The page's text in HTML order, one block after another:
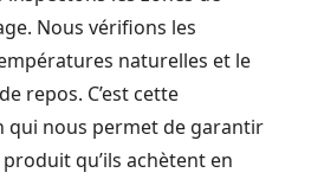
Nous vérifions les
naturelles et le
repos. C’est cette
qui nous permet de garantir
qu’ils achètent en